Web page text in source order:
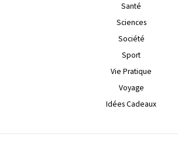
Santé
Sciences
Société
Sport
Vie Pratique
Voyage
Idées Cadeaux